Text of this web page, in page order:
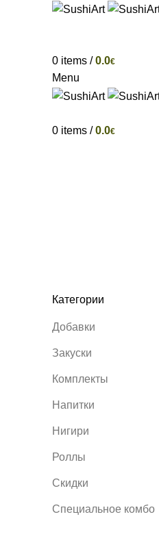
0 items / 0.0€
Menu
0 items / 0.0€
Категории
Добавки
Закуски
Комплекты
Напитки
Нигири
Роллы
Скидки
Специальное комбо